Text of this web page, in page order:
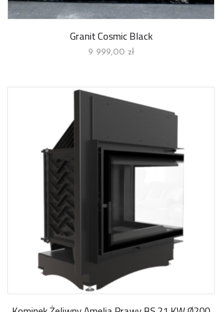
Granit Cosmic Black
9 999,00 zł